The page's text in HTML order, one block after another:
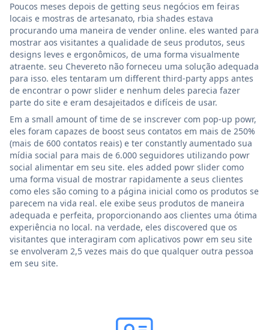
Poucos meses depois de getting seus negócios em feiras
locais e mostras de artesanato, rbia shades estava
procurando uma maneira de vender online. eles wanted para
mostrar aos visitantes a qualidade de seus produtos, seus
designs leves e ergonômicos, de uma forma visualmente
atraente. seu Chevereto não forneceu uma solução adequada
para isso. eles tentaram um different third-party apps antes
de encontrar o powr slider e nenhum deles parecia fazer
parte do site e eram desajeitados e difíceis de usar.
Em a small amount of time de se inscrever com pop-up powr,
eles foram capazes de boost seus contatos em mais de 250%
(mais de 600 contatos reais) e ter constantly aumentado sua
mídia social para mais de 6.000 seguidores utilizando powr
social alimentar em seu site. eles added powr slider como
uma forma visual de mostrar rapidamente a seus clientes
como eles são coming to a página inicial como os produtos se
parecem na vida real. ele exibe seus produtos de maneira
adequada e perfeita, proporcionando aos clientes uma ótima
experiência no local. na verdade, eles discovered que os
visitantes que interagiram com aplicativos powr em seu site
se envolveram 2,5 vezes mais do que qualquer outra pessoa
em seu site.